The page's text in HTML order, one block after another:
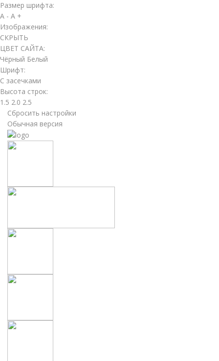
Размер шрифта:
A - A +
Изображения:
СКРЫТЬ
ЦВЕТ САЙТА:
Чёрный Белый
Шрифт:
С засечками
Высота строк:
1.5 2.0 2.5
Сбросить настройки
Обычная версия